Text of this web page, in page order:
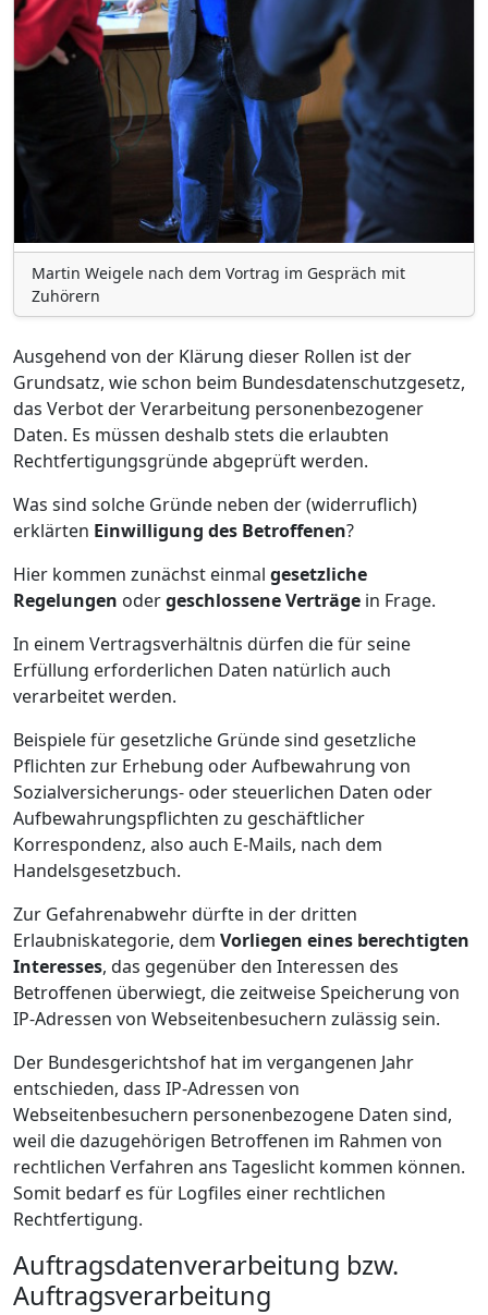
Martin Weigele nach dem Vortrag im Gespräch mit
Zuhörern
Ausgehend von der Klärung dieser Rollen ist der
Grundsatz, wie schon beim Bundesdatenschutzgesetz,
das Verbot der Verarbeitung personenbezogener
Daten. Es müssen deshalb stets die erlaubten
Rechtfertigungsgründe abgeprüft werden.
Was sind solche Gründe neben der (widerruflich)
erklärten Einwilligung des Betroffenen?
Hier kommen zunächst einmal gesetzliche
Regelungen odergeschlossene Verträge in Frage.
In einem Vertragsverhältnis dürfen die für seine
Erfüllung erforderlichen Daten natürlich auch
verarbeitet werden.
Beispiele für gesetzliche Gründe sind gesetzliche
Pflichten zur Erhebung oder Aufbewahrung von
Sozialversicherungs- oder steuerlichen Daten oder
Aufbewahrungspflichten zu geschäftlicher
Korrespondenz, also auch E-Mails, nach dem
Handelsgesetzbuch.
Zur Gefahrenabwehr dürfte in der dritten
Erlaubniskategorie, dem Vorliegen eines berechtigten
Interesses, das gegenüber den Interessen des
Betroffenen überwiegt, die zeitweise Speicherung von
IP-Adressen von Webseitenbesuchern zulässig sein.
Der Bundesgerichtshof hat im vergangenen Jahr
entschieden, dass IP-Adressen von
Webseitenbesuchern personenbezogene Daten sind,
weil die dazugehörigen Betroffenen im Rahmen von
rechtlichen Verfahren ans Tageslicht kommen können.
Somit bedarf es für Logfiles einer rechtlichen
Rechtfertigung.
Auftragsdatenverarbeitung bzw.
Auftragsverarbeitung